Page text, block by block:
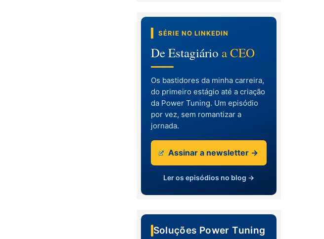
SÉRIE NO LINKEDIN
De Estagiário a CEO
Os bastidores da minha carreira,
do primeiro estágio até a criação
da Power Tuning. Um episódio
por vez, sem romantizar a
jornada.
Assinar a newsletter →
Ler os episódios no blog →
Soluções Power Tuning